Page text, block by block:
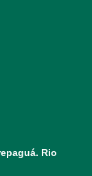
Rio